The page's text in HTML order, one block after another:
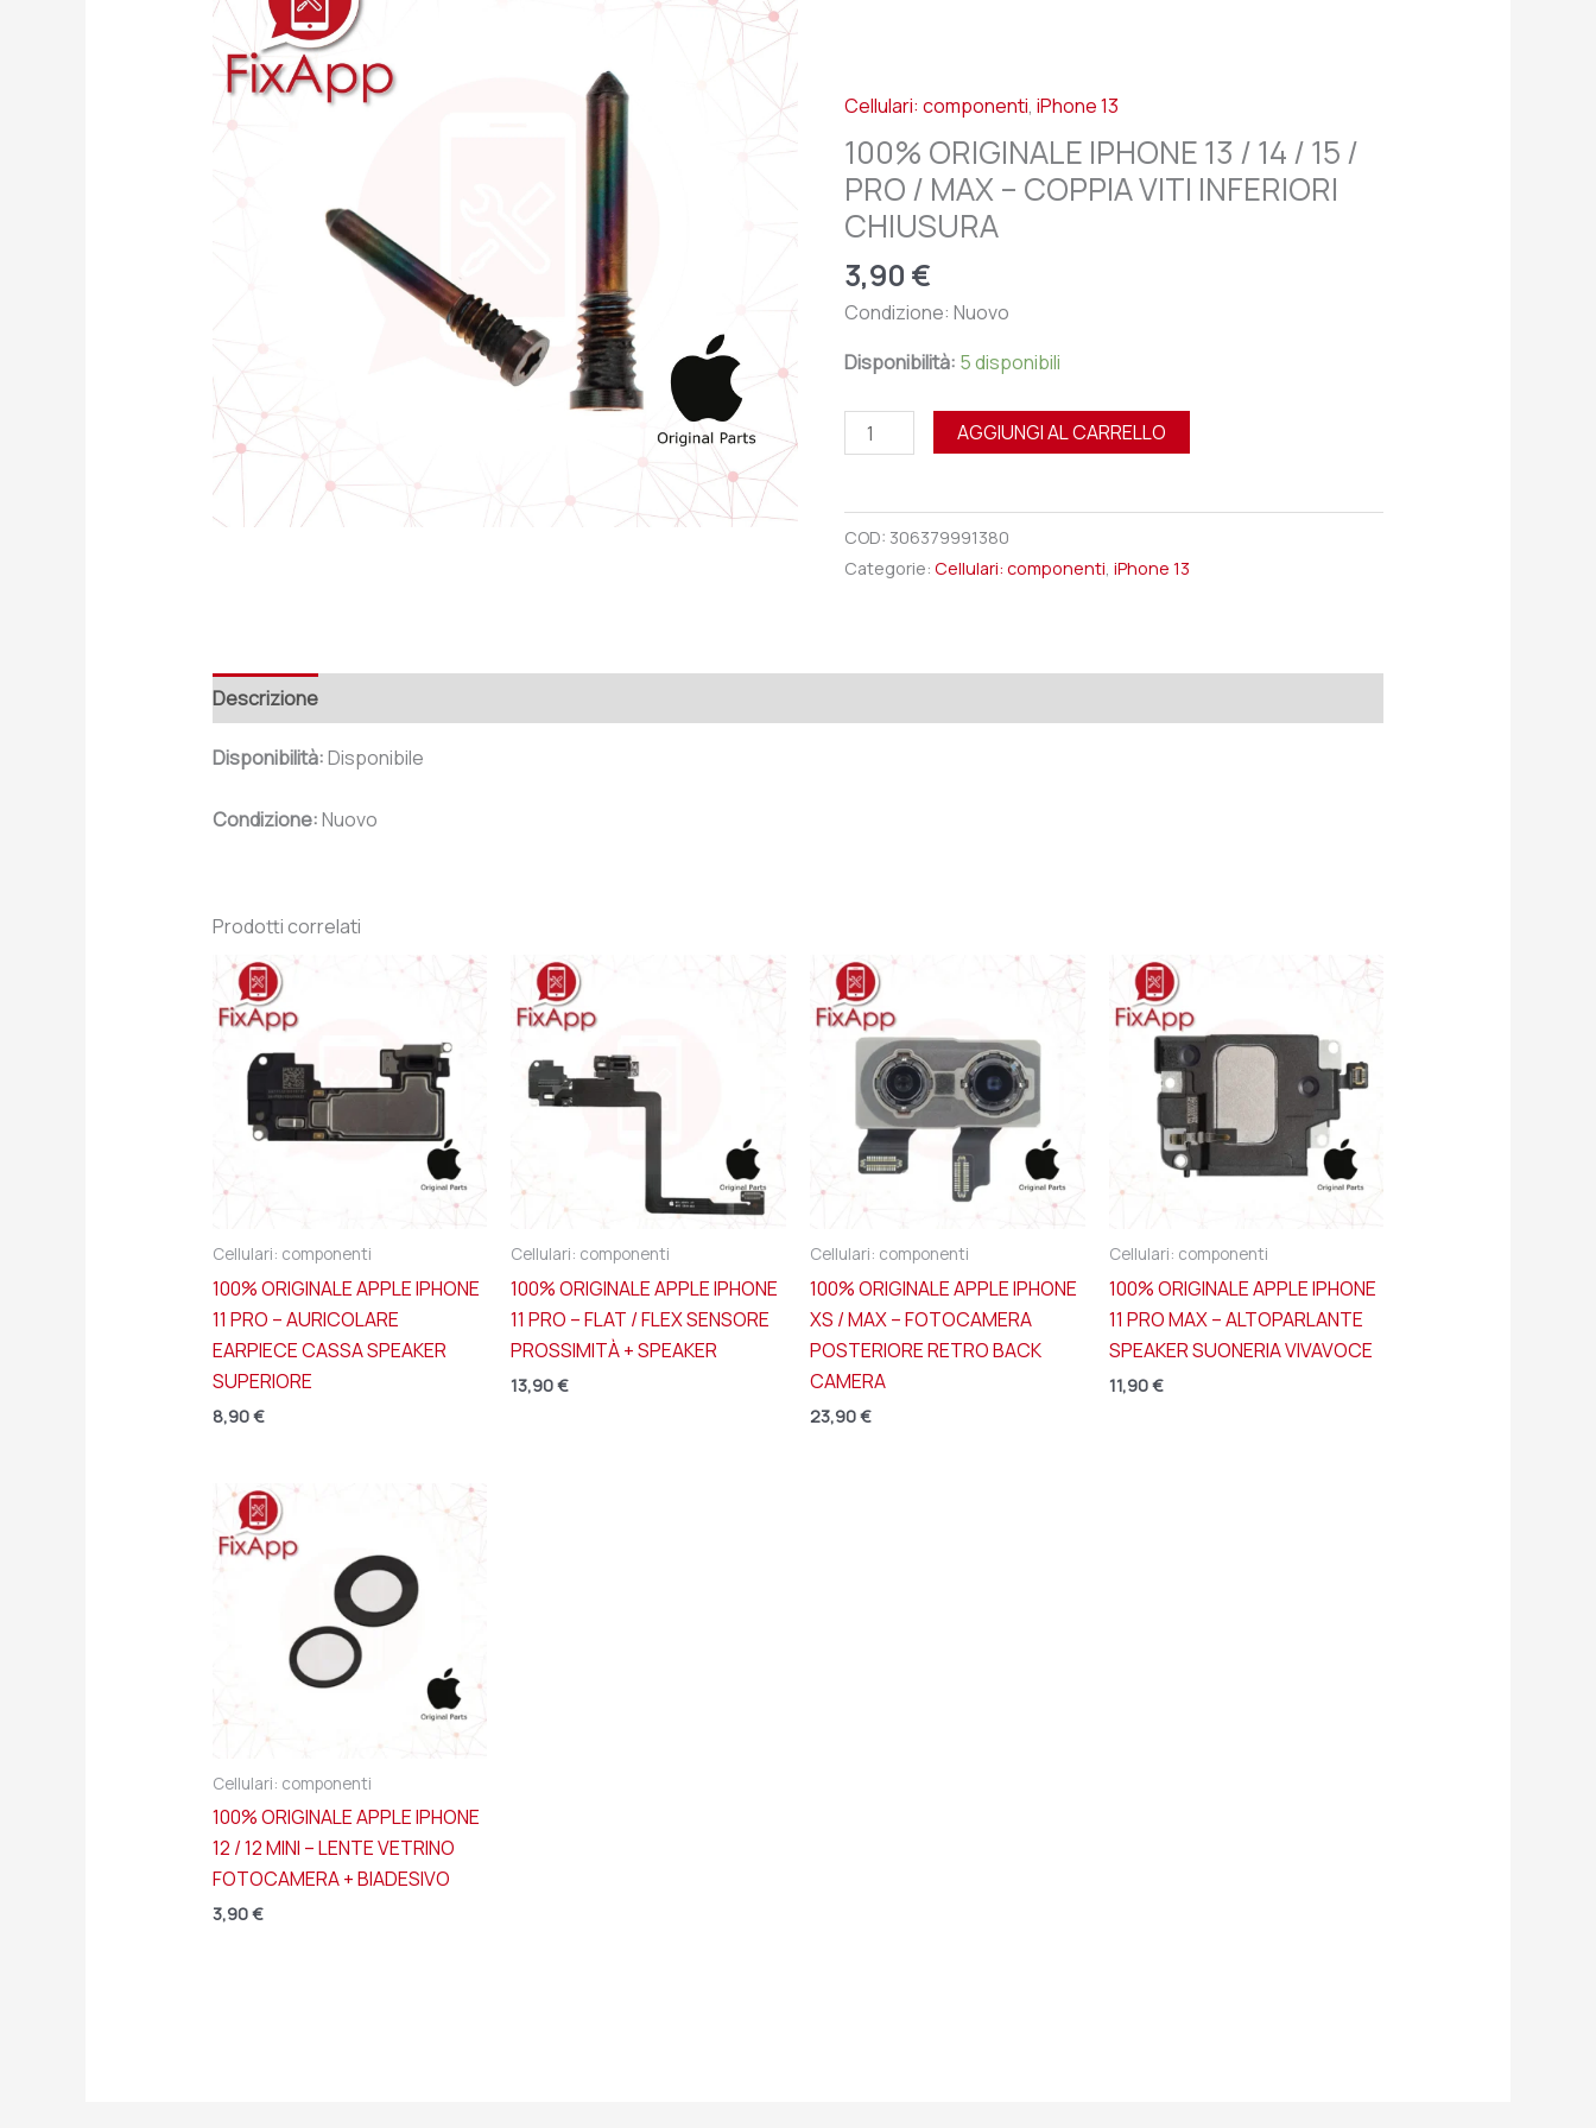
Cellulari: componenti,iPhone 13
100% ORIGINALE IPHONE 13 / 14 / 15 /
PRO / MAX – COPPIA VITI INFERIORI
CHIUSURA
3,90 €
Condizione: Nuovo
Disponibilità: 5 disponibili
14
/
15
/
PRO
/
MAX
-
COPPIA
INFERIORI
CHIUSURA
AGGIUNGI AL CARRELLO
COD: 306379991380
Categorie:Cellulari: componenti ,iPhone 13
Descrizione
Disponibilità:Disponibile
Condizione:Nuovo
Prodotti correlati
Cellulari: componenti
100% ORIGINALE APPLE IPHONE
11 PRO – AURICOLARE
EARPIECE CASSA SPEAKER
SUPERIORE
8,90€
Cellulari: componenti
100% ORIGINALE APPLE IPHONE
11 PRO – FLAT / FLEX SENSORE
PROSSIMITÀ + SPEAKER
13,90€
Cellulari: componenti
100% ORIGINALE APPLE IPHONE
XS / MAX – FOTOCAMERA
POSTERIORE RETRO BACK
CAMERA
23,90€
Cellulari: componenti
100% ORIGINALE APPLE IPHONE
11 PRO MAX – ALTOPARLANTE
SPEAKER SUONERIA VIVAVOCE
11,90€
Cellulari: componenti
100% ORIGINALE APPLE IPHONE
12 / 12 MINI – LENTE VETRINO
FOTOCAMERA + BIADESIVO
3,90€